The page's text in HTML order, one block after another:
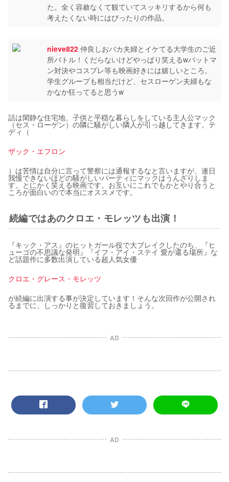
た。全く容赦なくて観ていてスッキリするから何も
考えたくない時にはぴったりの作品。
nieve822 仲良しおバカ夫婦とイケてる大学生のご近
所バトル！くだらないけどやっぱり笑えるwバットマ
ン対決やコスプレ等も映画好きには嬉しいところ。
学生グループも相当だけど、セスローゲン夫婦もな
かなか狂ってると思うw
話は閑静な住宅地、子供と平穏な暮らしをしている主人公マック
（セス・ローゲン）の隣に騒がしい隣人が引っ越してきます。テ
ディ（
ザック・エフロン
）は苦情は自分に言って警察には通報するなと言いますが、連日
我慢できないほどの騒がしいパーティにマックはうんざりしま
す。とにかく笑える映画です。お互いにこれでもかとやり合うと
ころが面白いので本当にオススメです。
続編ではあのクロエ・モレッツも出演！
『キック・アス』のヒットガール役で大ブレイクしたのち、『ヒ
ューゴの不思議な発明』『イフ・アイ・ステイ 愛が還る場所』な
ど話題作に多数出演している超人気女優
クロエ・グレース・モレッツ
が続編に出演する事が決定しています！そんな次回作が公開され
るまでに、しっかりと復習しておきましょう。
AD
AD